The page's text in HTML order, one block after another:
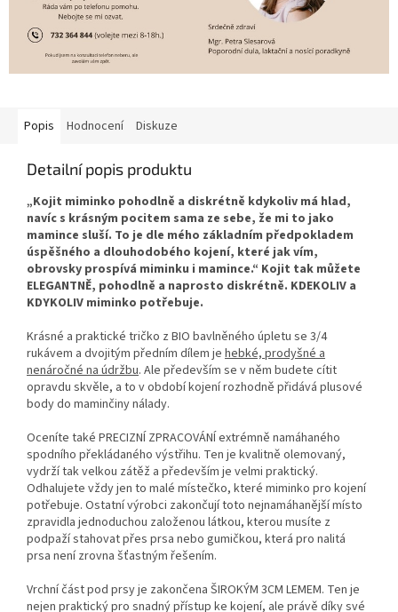
Popis Hodnocení Diskuze
Detailní popis produktu
„Kojit miminko pohodlně a diskrétně kdykoliv má hlad,
navíc s krásným pocitem sama ze sebe, že mi to jako
mamince sluší. To je dle mého základním předpokladem
úspěšného a dlouhodobého kojení, které jak vím,
obrovsky prospívá miminku i mamince.“ Kojit tak můžete
ELEGANTNĚ, pohodlně a naprosto diskrétně. KDEKOLIV a
KDYKOLIV miminko potřebuje.
Krásné a praktické tričko z BIO bavlněného úpletu se 3/4
rukávem a dvojitým předním dílem je hebké, prodyšné a
nenáročné na údržbu. Ale především se v něm budete cítit
opravdu skvěle, a to v období kojení rozhodně přidává plusové
body do maminčiny nálady.
Oceníte také PRECIZNÍ ZPRACOVÁNÍ extrémně namáhaného
spodního překládaného výstřihu. Ten je kvalitně olemovaný,
vydrží tak velkou zátěž a především je velmi praktický.
Odhalujete vždy jen to malé místečko, které miminko pro kojení
potřebuje. Ostatní výrobci zakončují toto nejnamáhanější místo
zpravidla jednoduchou založenou látkou, kterou musíte z
podpaží stahovat přes prsa nebo gumičkou, která pro nalitá
prsa není zrovna šťastným řešením.
Vrchní část pod prsy je zakončena ŠIROKÝM 3CM LEMEM. Ten je
nejen praktický pro snadný přístup ke kojení, ale právě díky své